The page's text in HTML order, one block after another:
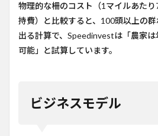
物理的な柵のコスト（1マイルあた
持費）と比較すると、100頭以上の
出る計算で、Speedinvestは「農家
可能」と試算しています。
ビジネスモデル